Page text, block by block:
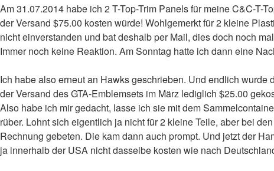
Am 31.07.2014 habe ich 2 T-Top-Trim Panels für meine C&C-T-
der Versand $75.00 kosten würde! Wohlgemerkt für 2 kleine
nicht einverstanden und bat deshalb per Mail, dies doch noch
Immer noch keine Reaktion. Am Sonntag hatte ich dann eine
Ich habe also erneut an Hawks geschrieben. Und endlich
der Versand des GTA-Emblemsets im März lediglich $25.00
Also habe ich mir gedacht, lasse ich sie mit dem
rüber. Lohnt sich eigentlich ja nicht für 2 kleine Teile, aber bei
Rechnung gebeten. Die kam dann auch prompt. Und jetzt der
ja innerhalb der USA nicht dasselbe kosten wie nach